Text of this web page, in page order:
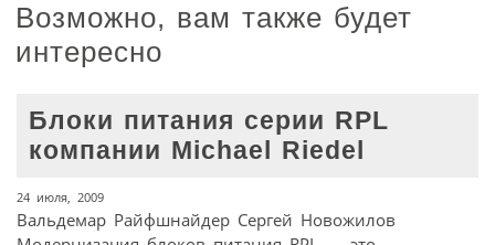
Возможно, вам также будет
интересно
Блоки питания серии RPL
компании Michael Riedel
24 июля, 2009
Вальдемар Райфшнайдер Сергей Новожилов